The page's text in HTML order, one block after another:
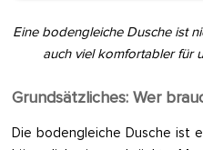
Eine bodengleiche Dusche ist
auch viel komfortabler für
Grundsätzliches: Wer
Die bodengleiche Dusche ist